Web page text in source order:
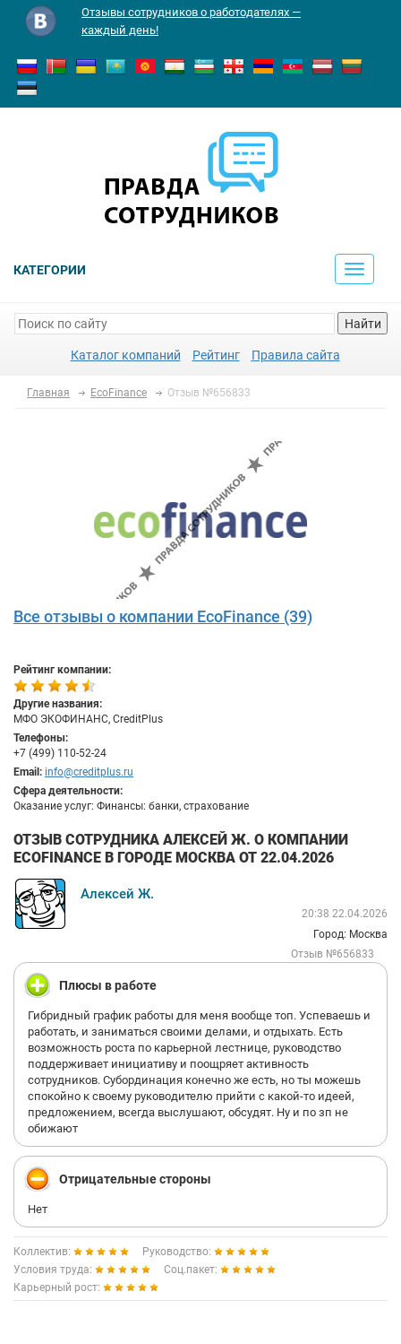
Отзывы сотрудников о работодателях —
каждый день!
КАТЕГОРИИ
Toggle
Найти
Каталог компаний Рейтинг Правила сайта
Главная EcoFinance Отзыв №656833
Все отзывы о компании EcoFinance (39)
Рейтинг компании:
Другие названия:
МФО ЭКОФИНАНС, CreditPlus
Телефоны:
+7 (499) 110-52-24
Email: info@creditplus.ru
Сфера деятельности:
Оказание услуг: Финансы: банки, страхование
ОТЗЫВ СОТРУДНИКА АЛЕКСЕЙ Ж. О КОМПАНИИ
ECOFINANCE В ГОРОДЕ МОСКВА ОТ 22.04.2026
Алексей Ж.
20:38 22.04.2026
Город: Москва
Отзыв №656833
Плюсы в работе
Гибридный график работы для меня вообще топ. Успеваешь и
работать, и заниматься своими делами, и отдыхать. Есть
возможность роста по карьерной лестнице, руководство
поддерживает инициативу и поощряет активность
сотрудников. Субординация конечно же есть, но ты можешь
спокойно к своему руководителю прийти с какой-то идеей,
предложением, всегда выслушают, обсудят. Ну и по зп не
обижают
Отрицательные стороны
Нет
Коллектив:
Руководство:
Условия труда:
Соц.пакет:
Карьерный рост: